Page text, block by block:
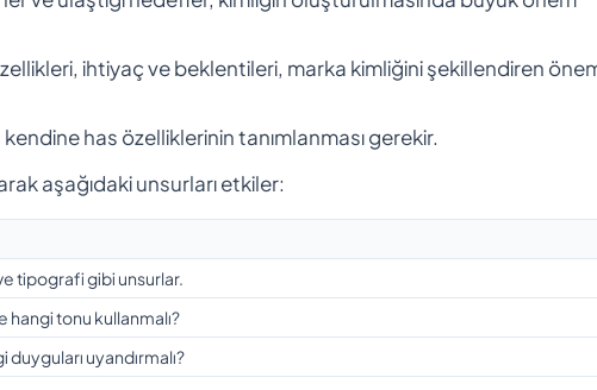
ihtiyaç ve beklentileri, marka kimliğini şekillendiren
has özelliklerinin tanımlanması gerekir.
aşağıdaki unsurları etkiler:
tipografi gibi unsurlar.
hangi tonu kullanmalı?
uyandırmalı?